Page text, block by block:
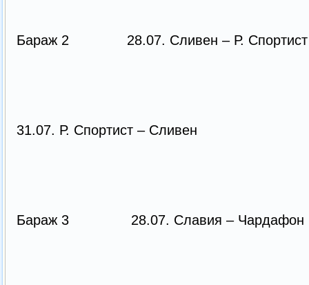
Бараж 2 28.07. Сливен – Р.
31.07. Р. Спортист – Сливен
Бараж 3 28.07. Славия –